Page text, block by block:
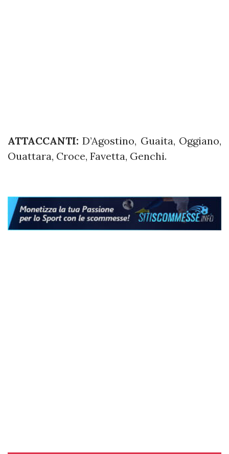
ATTACCANTI: D’Agostino, Guaita, Oggiano,
Ouattara, Croce, Favetta, Genchi.